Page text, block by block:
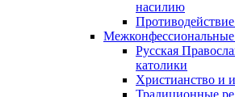
насилию
Русская
католики
Христианство и
Традиционные